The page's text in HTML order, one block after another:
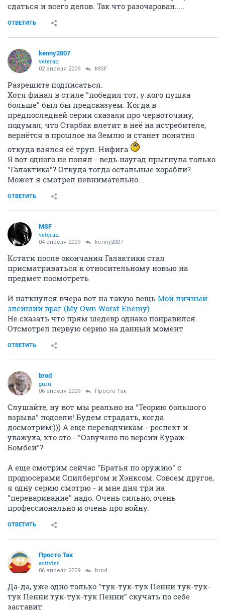
сдаться и всего делов. Так что разочарован.....
ОТВЕТИТЬ
kenny2007
veteran
02 апреля 2009 MSF
Разрешите подписаться.
Хотя финал в стиле "победил тот, у кого пушка
больше" был бы предсказуем. Когда в
предпоследней серии сказали про червоточину,
подумал, что Старбак влетит в неё на истребителе,
вернётся в прошлое на Землю и станет понятно
откуда взялся её труп. Нифига
Я вот одного не понял - ведь наугад прыгнула только
"Галактика"? Откуда тогда остальные корабли?
Может я смотрел невнимательно...
ОТВЕТИТЬ
MSF
veteran
04 апреля 2009 kenny2007
Кстати после окончания Галактики стал
присматриваться к относительному новью на
предмет посмотреть
И наткнулся вчера вот на такую вещь Мой личный
злейший враг (My Own Worst Enemy)
Не сказать что прям шедевр однако понравился.
Отсмотрел первую серию на данный момент
ОТВЕТИТЬ
brod
guru
06 апреля 2009 Просто Так
Слушайте, ну вот мы реально на "Теорию большого
взрыва" подсели! Будем страдать, когда
досмотрим:))) А еще переводчикам - респект и
уважуха, кто это - "Озвучено по версии Кураж-
Бомбей"?
А еще смотрим сейчас "Братья по оружию" с
продюсерами Спилбергом и Хэнксом. Совсем другое,
я одну серию смотрю - и мне дня три на
"переваривание" надо. Очень сильно, очень
профессионально и очень про войну.
ОТВЕТИТЬ
Просто Так
activist
06 апреля 2009 brod
Да-да, уже одно только "тук-тук-тук Пенни тук-тук-
тук Пенни тук-тук-тук Пенни" скучать по себе
заставит